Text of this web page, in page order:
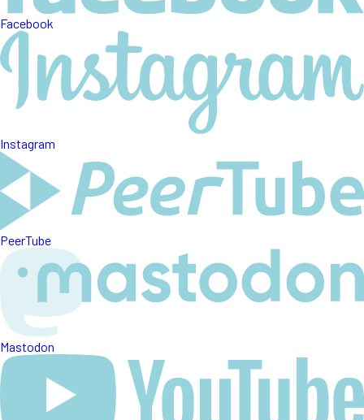
Facebook
Instagram
PeerTube
Mastodon